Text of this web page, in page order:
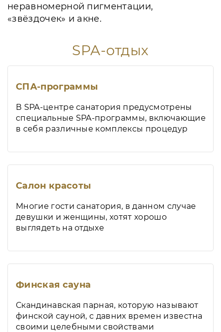
неравномерной пигментации,
«звёздочек» и акне.
SPA-отдых
СПА-программы
В SPA-центре санатория предусмотрены
специальные SPA-программы, включающие
в себя различные комплексы процедур
Салон красоты
Многие гости санатория, в данном случае
девушки и женщины, хотят хорошо
выглядеть на отдыхе
Финская сауна
Скандинавская парная, которую называют
финской сауной, с давних времен известна
своими целебными свойствами